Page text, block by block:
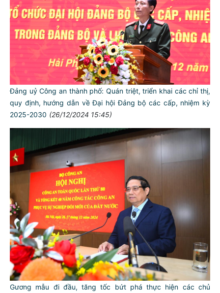
Đảng uỷ Công an thành phố: Quán triệt, triển khai các chỉ thị,
quy định, hướng dẫn về Đại hội Đảng bộ các cấp, nhiệm kỳ
2025-2030 (26/12/2024 15:45)
Gương mẫu đi đầu, tăng tốc bứt phá thực hiện các chủ